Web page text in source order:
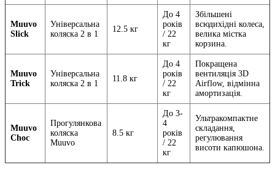
Muuvo
Slick
Універсальна
коляска 2 в 1
12.5 кг
До 4
років
/ 22
кг
Збільшені
всюдихідні колеса,
велика містка
корзина.
Muuvo
Trick
Універсальна
коляска 2 в 1
11.8 кг
До 4
років
/ 22
кг
Покращена
вентиляція 3D
Airflow, відмінна
амортизація.
Muuvo
Choc
Прогулянкова
коляска
Muuvo
8.5 кг
До 3-
4
років
/ 22
кг
Ультракомпактне
складання,
регулювання
висоти капюшона.